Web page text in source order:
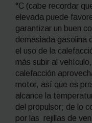
°C (cabe recordar
elevada puede
garantizar un buen
demasiada gasolina
el uso de la
más subir al
calefacción
motor, así que es
alcance la
del propulsor; de lo
por las rejillas de